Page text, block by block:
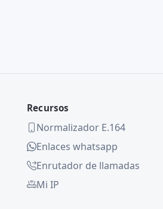
Recursos
Normalizador E.164
Enlaces whatsapp
Enrutador de llamadas
Mi IP